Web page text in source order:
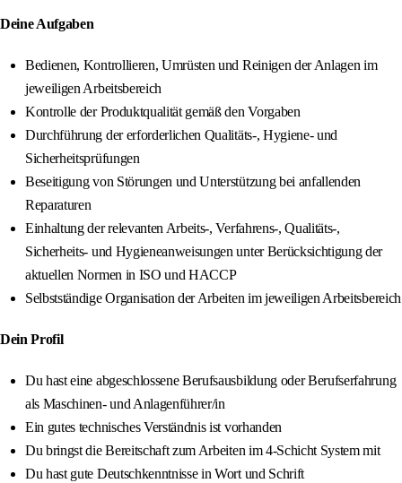
Deine Aufgaben
Bedienen, Kontrollieren, Umrüsten und Reinigen der Anlagen im
jeweiligen Arbeitsbereich
Kontrolle der Produktqualität gemäß den Vorgaben
Durchführung der erforderlichen Qualitäts-, Hygiene- und
Sicherheitsprüfungen
Beseitigung von Störungen und Unterstützung bei anfallenden
Reparaturen
Einhaltung der relevanten Arbeits-, Verfahrens-, Qualitäts-,
Sicherheits- und Hygieneanweisungen unter Berücksichtigung der
aktuellen Normen in ISO und HACCP
Selbstständige Organisation der Arbeiten im jeweiligen Arbeitsbereich
Dein Profil
Du hast eine abgeschlossene Berufsausbildung oder Berufserfahrung
als Maschinen- und Anlagenführer/in
Ein gutes technisches Verständnis ist vorhanden
Du bringst die Bereitschaft zum Arbeiten im 4-Schicht System mit
Du hast gute Deutschkenntnisse in Wort und Schrift